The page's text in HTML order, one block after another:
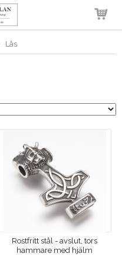
tillagd i
Lås
Rostfritt stål - avslut, tors
hammare med hjälm